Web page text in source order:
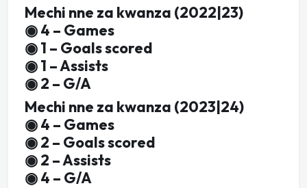
Mechi nne za kwanza (2022|23)
◉ 4 – Games
◉ 1 – Goals scored
◉ 1 – Assists
◉ 2 – G/A
Mechi nne za kwanza (2023|24)
◉ 4 – Games
◉ 2 – Goals scored
◉ 2 – Assists
◉ 4 – G/A